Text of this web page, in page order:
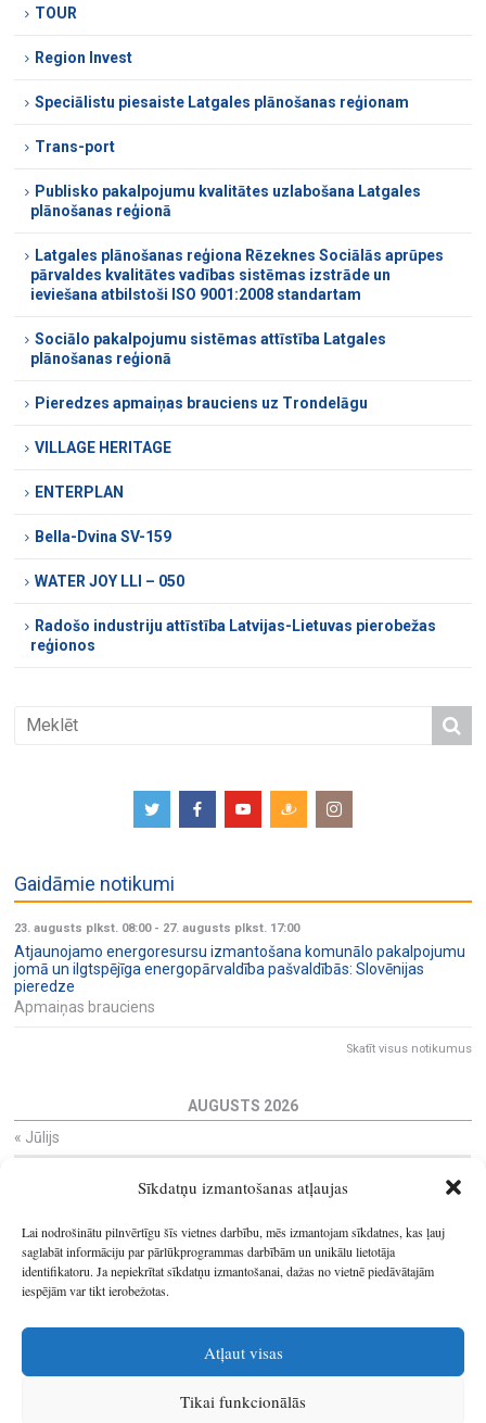
Sīkdatņu izmantošanas atļaujas
Lai nodrošinātu pilnvērtīgu šīs vietnes darbību, mēs izmantojam sīkdatnes, kas ļauj
saglabāt informāciju par pārlūkprogrammas darbībām un unikālu lietotāja
identifikatoru. Ja nepiekrītat sīkdatņu izmantošanai, dažas no vietnē piedāvātajām
iespējām var tikt ierobežotas.
Atļaut visas
Tikai funkcionālās
TOUR
Region Invest
Speciālistu piesaiste Latgales plānošanas reģionam
Trans-port
Publisko pakalpojumu kvalitātes uzlabošana Latgales
plānošanas reģionā
Latgales plānošanas reģiona Rēzeknes Sociālās aprūpes
pārvaldes kvalitātes vadības sistēmas izstrāde un
ieviešana atbilstoši ISO 9001:2008 standartam
Sociālo pakalpojumu sistēmas attīstība Latgales
plānošanas reģionā
Pieredzes apmaiņas brauciens uz Trondelāgu
VILLAGE HERITAGE
ENTERPLAN
Bella-Dvina SV-159
WATER JOY LLI – 050
Radošo industriju attīstība Latvijas-Lietuvas pierobežas
reģionos
Gaidāmie notikumi
23. augusts plkst. 08:00- 27. augusts plkst. 17:00
Atjaunojamo energoresursu izmantošana komunālo pakalpojumu
jomā un ilgtspējīga energopārvaldība pašvaldībās: Slovēnijas
pieredze
Apmaiņas brauciens
Skatīt visus notikumus
AUGUSTS 2026
« Jūlijs
29 30 31 1
12 14 15
17
18 19 20 21 22
23
24
25 26
31
1 2 3 4 5 6